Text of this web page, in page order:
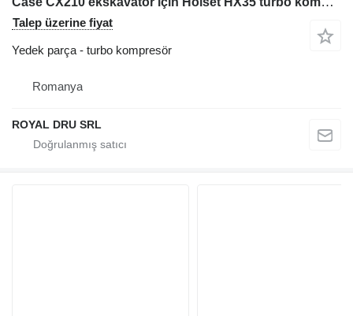
Talep üzerine fiyat
Yedek parça - turbo kompresör
Romanya
ROYAL DRU SRL